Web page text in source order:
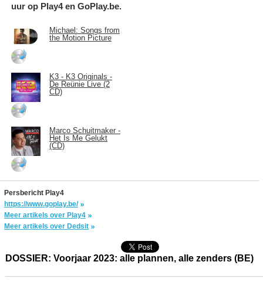
uur op Play4 en GoPlay.be.
Michael: Songs from
the Motion Picture
K3 - K3 Originals -
De Reünie Live (2
CD)
Marco Schuitmaker -
Het Is Me Gelukt
(CD)
Persbericht Play4
https://www.goplay.be/
Meer artikels over Play4
Meer artikels over Dedsit
DOSSIER: Voorjaar 2023: alle plannen, alle zenders (BE)